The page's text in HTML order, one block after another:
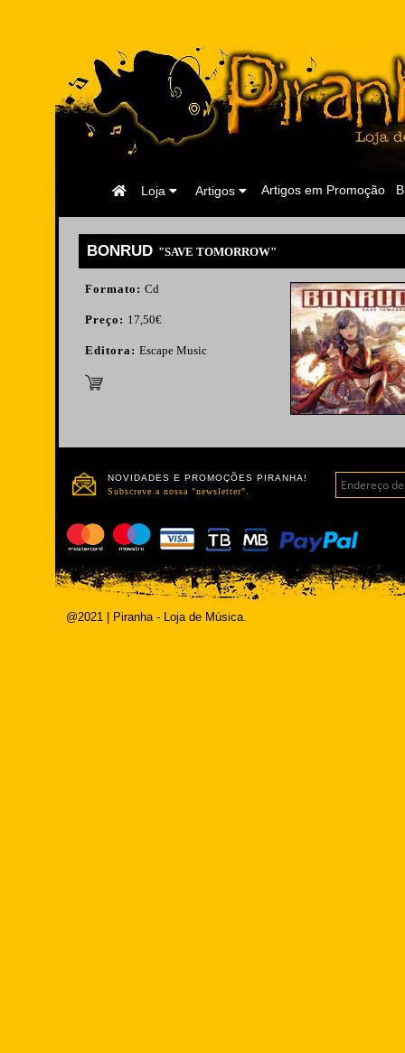
Artigos em Promoção
Artigos
Loja
Página
BONRUD "SAVE TOMORROW"
Formato: Cd
Preço: 17,50€
Editora: Escape Music
NOVIDADES E PROMOÇÕES PIRANHA!
Subscreve a nossa "newsletter".
@2021 | Piranha - Loja de Música.